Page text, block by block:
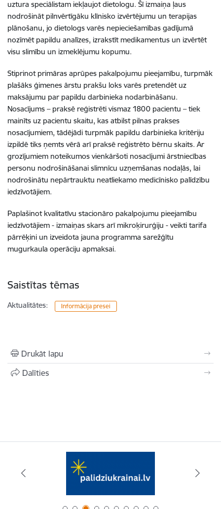
uztura speciālistam iekļaujot dietologu. Šī izmaiņa ļaus
nodrošināt pilnvērtīgāku klīnisko izvērtējumu un terapijas
plānošanu, jo dietologs varēs nepieciešamības gadījumā
nozīmēt papildu analīzes, izrakstīt medikamentus un izvērtēt
visu slimību un izmeklējumu kopumu.
Stiprinot primāras aprūpes pakalpojumu pieejamību, turpmāk
plašāks ģimenes ārstu prakšu loks varēs pretendēt uz
maksājumu par papildu darbinieka nodarbināšanu.
Nosacījums – praksē reģistrēti vismaz 1800 pacientu – tiek
mainīts uz pacientu skaitu, kas atbilst pilnas prakses
nosacījumiem, tādējādi turpmāk papildu darbinieka kritēriju
izpildē tiks ņemts vērā arī praksē reģistrēto bērnu skaits. Ar
grozījumiem noteikumos vienkāršoti nosacījumi ārstniecības
personu nodrošināšanai slimnīcu uzņemšanas nodaļās, lai
nodrošinātu nepārtrauktu neatliekamo medicīnisko palīdzību
iedzīvotājiem.
Paplašinot kvalitatīvu stacionāro pakalpojumu pieejamību
iedzīvotājiem - izmaiņas skars arī mikroķirurģiju - veikti tarifa
pārrēķini un izveidota jauna programma sarežģītu
mugurkaula operāciju apmaksai.
Saistītas tēmas
Aktualitātes: Informācija presei
Drukāt lapu
Dalīties